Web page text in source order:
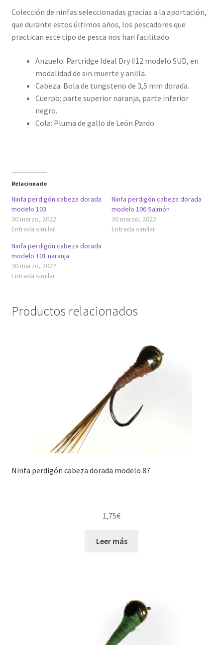
Colección de ninfas seleccionadas gracias a la aportación,
que durante estos últimos años, los pescadores que
practican este tipo de pesca nos han facilitado.
Anzuelo: Partridge Ideal Dry #12 modelo SUD, en
modalidad de sin muerte y anilla.
Cabeza: Bola de tungsteno de 3,5 mm dorada.
Cuerpo: parte superior naranja, parte inferior
negro.
Cola: Pluma de gallo de León Pardo.
Relacionado
Ninfa perdigón cabeza dorada
modelo 103
30 marzo, 2022
Entrada similar
Ninfa perdigón cabeza dorada
modelo 106 Salmón
30 marzo, 2022
Entrada similar
Ninfa perdigón cabeza dorada
modelo 101 naranja
30 marzo, 2022
Entrada similar
Productos relacionados
Ninfa perdigón cabeza dorada modelo 87
1,75€
Leer más